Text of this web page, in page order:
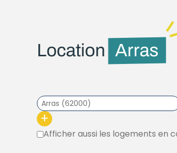
Location Arras
+
Afficher aussi les logements en